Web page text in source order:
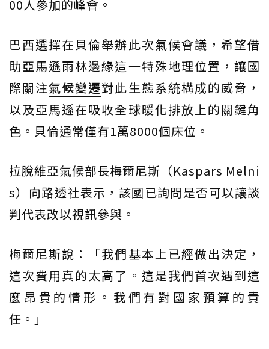
00人參加的峰會。
巴西選擇在貝倫舉辦此次氣候會議，希望借
助亞馬遜雨林邊緣這一特殊地理位置，讓國
際關注氣候變遷對此生態系統構成的威脅，
以及亞馬遜在吸收全球暖化排放上的關鍵角
色。貝倫通常僅有1萬8000個床位。
拉脫維亞氣候部長梅爾尼斯（Kaspars Melni
s）向路透社表示，該國已詢問是否可以讓談
判代表改以視訊參與。
梅爾尼斯說：「我們基本上已經做出決定，
這次費用真的太高了。這是我們首次遇到這
麼昂貴的情形。我們有對國家預算的責
任。」